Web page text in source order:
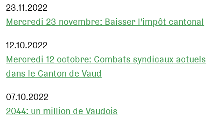
23.11.2022
Mercredi 23 novembre: Baisser l'impôt cantonal
12.10.2022
Mercredi 12 octobre: Combats syndicaux actuels
dans le Canton de Vaud
07.10.2022
2044: un million de Vaudois